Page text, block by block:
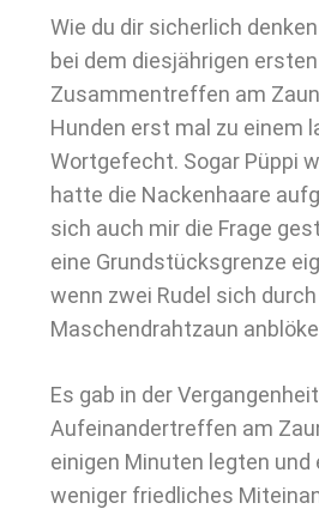
Wie du dir sicherlich
bei dem diesjährigen
Zusammentreffen am
Hunden erst mal zu einem
Wortgefecht. Sogar Püppi
hatte die Nackenhaare
sich auch mir die Frage
eine Grundstücksgrenze
wenn zwei Rudel sich
Maschendrahtzaun
Es gab in der
Aufeinandertreffen am
einigen Minuten legten und
weniger friedliches